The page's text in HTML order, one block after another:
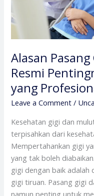
Alasan
Resmi
yang
Leave a Comment /
Kesehatan gigi dan
terpisahkan dari
Mempertahankan gigi
yang tak boleh
gigi dengan baik adalah
gigi tiruan. Pasang gigi
Perawatan
Gigi
Profesional